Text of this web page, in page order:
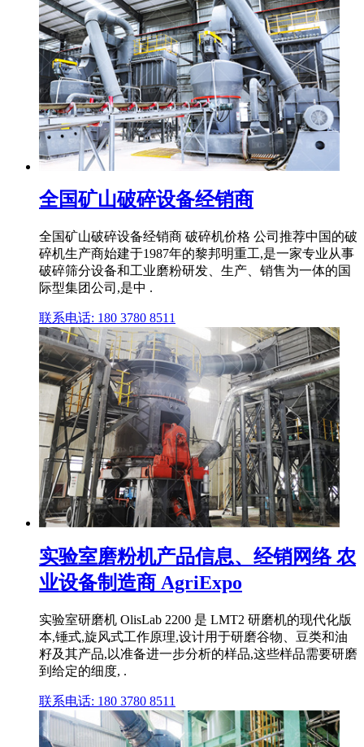
全国矿山破碎设备经销商
全国矿山破碎设备经销商 破碎机价格 公司推荐中国的破
碎机生产商始建于1987年的黎邦明重工,是一家专业从事
破碎筛分设备和工业磨粉研发、生产、销售为一体的国
际型集团公司,是中 .
联系电话: 180 3780 8511
实验室磨粉机产品信息、经销网络 农
业设备制造商 AgriExpo
实验室研磨机 OlisLab 2200 是 LMT2 研磨机的现代化版
本,锤式,旋风式工作原理,设计用于研磨谷物、豆类和油
籽及其产品,以准备进一步分析的样品,这些样品需要研磨
到给定的细度, .
联系电话: 180 3780 8511